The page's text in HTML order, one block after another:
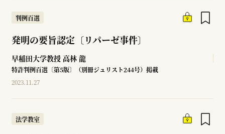
判例百選
発明の要旨認定〔リパーゼ事件〕
早稲田大学教授 高林 龍
特許判例百選〔第5版〕（別冊ジュリスト244号）掲載
2023.11.27
法学教室